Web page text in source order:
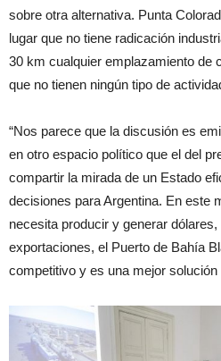
sobre otra alternativa. Punta
lugar que no tiene radicación
30 km cualquier emplazamiento de
que no tienen ningún tipo de
“Nos parece que la discusión es
en otro espacio político que el del
compartir la mirada de un Estado
decisiones para Argentina. En este
necesita producir y generar
exportaciones, el Puerto de Bahía
competitivo y es una mejor solución